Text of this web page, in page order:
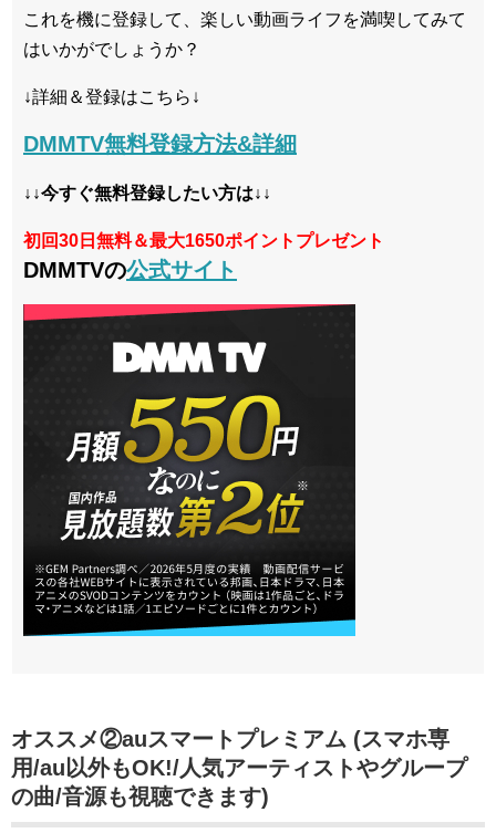
これを機に登録して、楽しい動画ライフを満喫してみて
はいかがでしょうか？
↓詳細＆登録はこちら↓
DMMTV無料登録方法&詳細
↓↓今すぐ無料登録したい方は↓↓
初回30日無料＆最大1650ポイントプレゼント
DMMTVの公式サイト
オススメ②auスマートプレミアム (スマホ専
用/au以外もOK!/人気アーティストやグループ
の曲/音源も視聴できます)